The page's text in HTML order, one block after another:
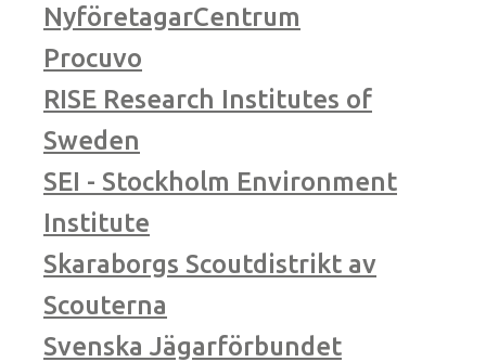
NyföretagarCentrum
Procuvo
RISE Research Institutes of
Sweden
SEI - Stockholm Environment
Institute
Skaraborgs Scoutdistrikt av
Scouterna
Svenska Jägarförbundet